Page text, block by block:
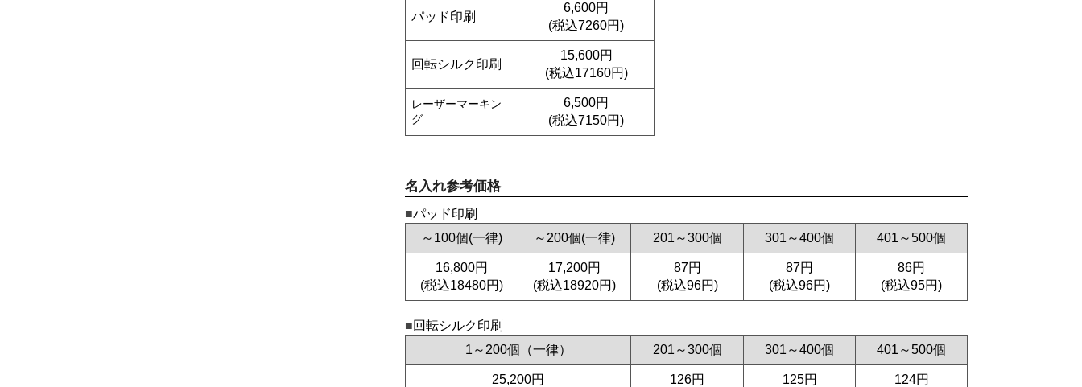
パッド印刷
6,600円
(税込7260円)
回転シルク印刷
15,600円
(税込17160円)
レーザーマーキン
グ
6,500円
(税込7150円)
名入れ参考価格
パッド印刷
～100個(一律)
～200個(一律) 201～300個 301～400個 401～500個
16,800円
(税込18480円)
17,200円
(税込18920円)
87円
(税込96円)
87円
(税込96円)
86円
(税込95円)
回転シルク印刷
1～200個（一律）
201～300個 301～400個 401～500個
25,200円
126円
125円
124円